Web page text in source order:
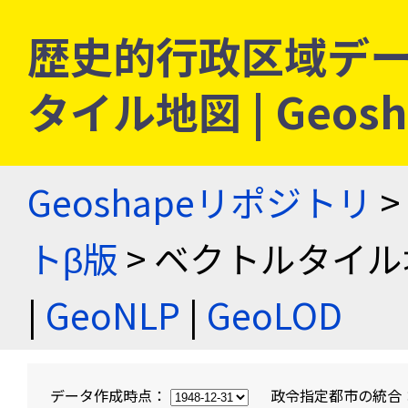
歴史的行政区域デ
タイル地図 |
Geoshapeリポジトリ >
トβ版 > ベクトルタイ
| GeoNLP | GeoLOD
データ作成時点： 政令指定都市の統